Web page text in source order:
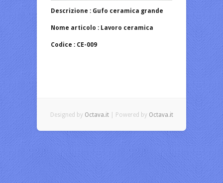
Descrizione : Gufo ceramica grande
Nome articolo : Lavoro ceramica
Codice : CE-009
Designed by Octava.it| Powered by Octava.it